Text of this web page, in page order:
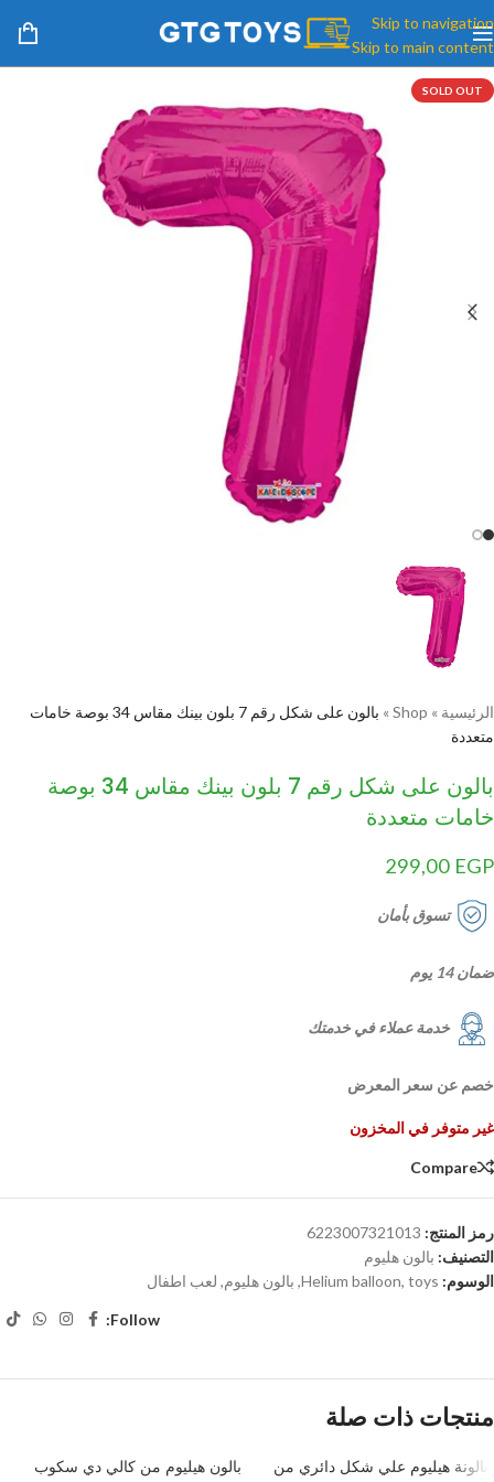
Skip to navigation
Skip to main content
SOLD OUT
الرئيسية »
Shop
»
بالون على شكل رقم 7 بلون بينك مقاس 34 بوصة خامات
متعددة
بالون على شكل رقم 7 بلون بينك مقاس 34 بوصة
خامات متعددة
299,00 EGP
تسوق بأمان
ضمان 14 يوم
خدمة عملاء في خدمتك
خصم عن سعر المعرض
غير متوفر في المخزون
Compare
رمز المنتج: 6223007321013
التصنيف: بالون هليوم
الوسوم:
Helium balloon, toys
, بالون هليوم, لعب اطفال
Follow:
منتجات ذات صلة
بالونة هيليوم علي شكل دائري من
بالون هيليوم من كالي دي سكوب